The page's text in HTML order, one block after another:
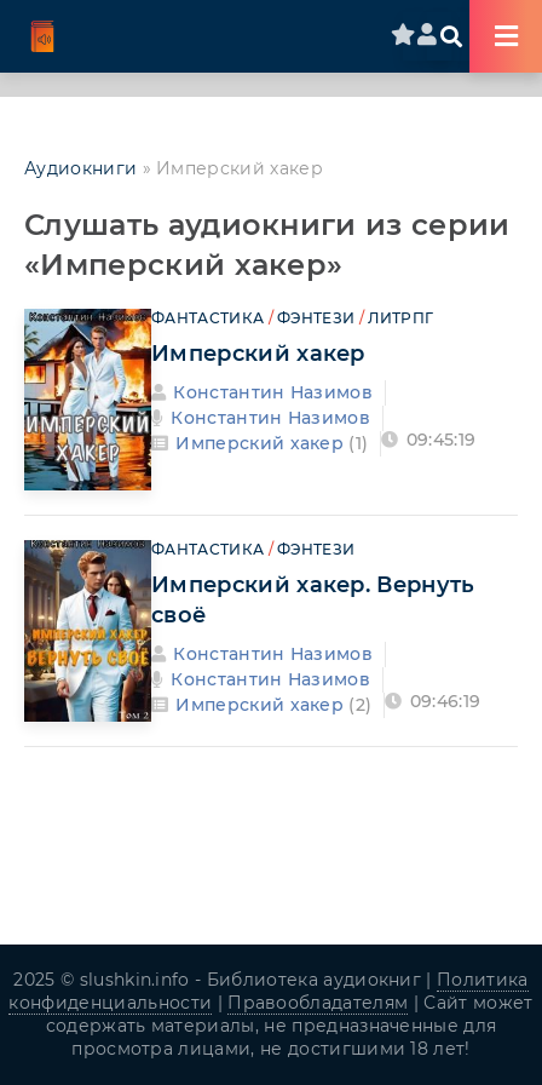
Аудиокниги » Имперский хакер
Слушать аудиокниги из серии
«Имперский хакер»
ФАНТАСТИКА /ФЭНТЕЗИ /ЛИТРПГ
Имперский хакер
Константин Назимов
Константин Назимов
Имперский хакер (1) 09:45:19
ФАНТАСТИКА /ФЭНТЕЗИ
Имперский хакер. Вернуть
своё
Константин Назимов
Константин Назимов
Имперский хакер (2) 09:46:19
2025 © slushkin.info - Библиотека аудиокниг | Политика
конфиденциальности | Правообладателям | Сайт может
содержать материалы, не предназначенные для
просмотра лицами, не достигшими 18 лет!